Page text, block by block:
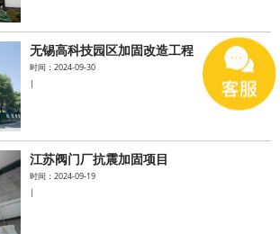
无锡高科技园区加固改造工程
时间：2024-09-30
|
江苏阀门厂抗震加固项目
时间：2024-09-19
|